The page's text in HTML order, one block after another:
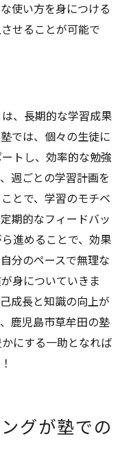
使い方を身につける
せることが可能で
、長期的な学習成果
では、個々の生徒に
トし、効率的な勉強
週ごとの学習計画を
とで、学習のモチベ
期的なフィードバッ
進めることで、効果
分のペースで無理な
身についていきま
成長と知識の向上が
鹿児島市草牟田の塾
にする一助となれば
グが塾での